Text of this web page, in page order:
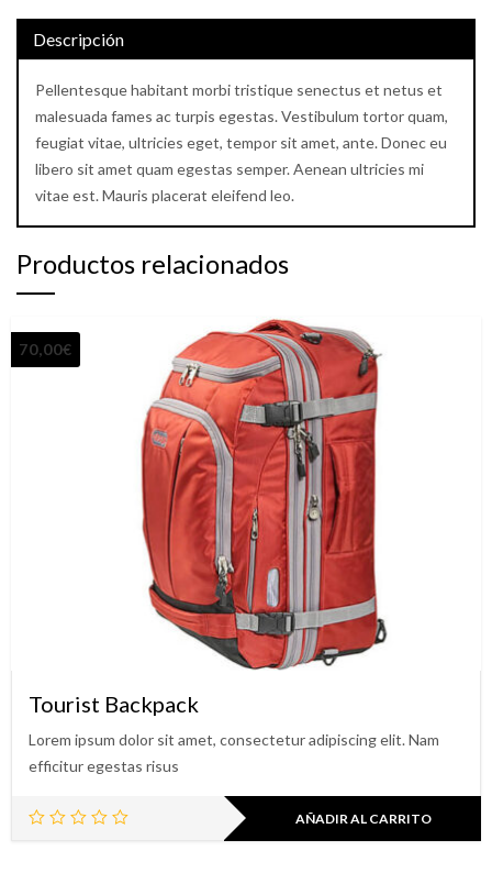
Descripción
Pellentesque habitant morbi tristique senectus et netus et
malesuada fames ac turpis egestas. Vestibulum tortor quam,
feugiat vitae, ultricies eget, tempor sit amet, ante. Donec eu
libero sit amet quam egestas semper. Aenean ultricies mi
vitae est. Mauris placerat eleifend leo.
Productos relacionados
70,00€
Tourist Backpack
Lorem ipsum dolor sit amet, consectetur adipiscing elit. Nam
efficitur egestas risus
AÑADIR AL CARRITO